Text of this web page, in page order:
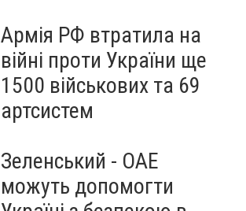
Армія РФ втратила на
війні проти України ще
1500 військових та 69
артсистем
Зеленський - ОАЕ
можуть допомогти